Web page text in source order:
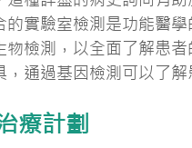
的實驗室檢測是功能醫
物檢測，以全面了解患
，通過基因檢測可以了
療計劃